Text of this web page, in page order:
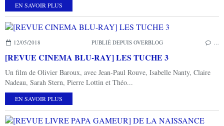
EN SAVOIR PLUS
12/05/2018 PUBLIÉ DEPUIS OVERBLOG
[REVUE CINEMA BLU-RAY] LES TUCHE 3
Un film de Olivier Baroux, avec Jean-Paul Rouve, Isabelle Nanty, Claire
Nadeau, Sarah Stern, Pierre Lottin et Théo...
EN SAVOIR PLUS